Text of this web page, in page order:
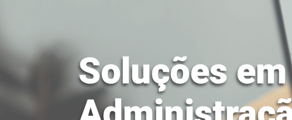
Soluções